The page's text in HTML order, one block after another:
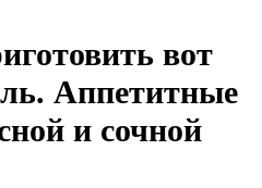
вот
Аппетитные
и сочной